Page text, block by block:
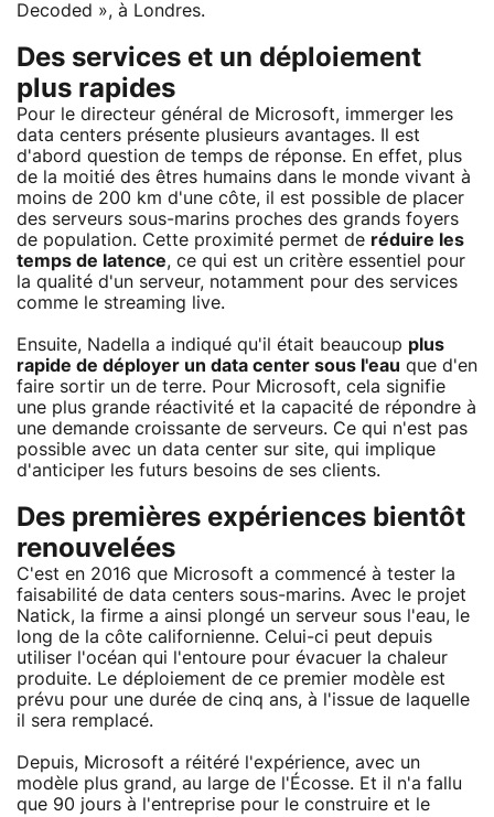
Decoded », à Londres.
Des services et un déploiement
plus rapides
Pour le directeur général de Microsoft, immerger les
data centers présente plusieurs avantages. Il est
d'abord question de temps de réponse. En effet, plus
de la moitié des êtres humains dans le monde vivant à
moins de 200 km d'une côte, il est possible de placer
des serveurs sous-marins proches des grands foyers
de population. Cette proximité permet de réduire les
temps de latence, ce qui est un critère essentiel pour
la qualité d'un serveur, notamment pour des services
comme le streaming live.
Ensuite, Nadella a indiqué qu'il était beaucoup plus
rapide de déployer un data center sous l'eau que d'en
faire sortir un de terre. Pour Microsoft, cela signifie
une plus grande réactivité et la capacité de répondre à
une demande croissante de serveurs. Ce qui n'est pas
possible avec un data center sur site, qui implique
d'anticiper les futurs besoins de ses clients.
Des premières expériences bientôt
renouvelées
C'est en 2016 que Microsoft a commencé à tester la
faisabilité de data centers sous-marins. Avec le projet
Natick, la firme a ainsi plongé un serveur sous l'eau, le
long de la côte californienne. Celui-ci peut depuis
utiliser l'océan qui l'entoure pour évacuer la chaleur
produite. Le déploiement de ce premier modèle est
prévu pour une durée de cinq ans, à l'issue de laquelle
il sera remplacé.
Depuis, Microsoft a réitéré l'expérience, avec un
modèle plus grand, au large de l'Écosse. Et il n'a fallu
que 90 jours à l'entreprise pour le construire et le